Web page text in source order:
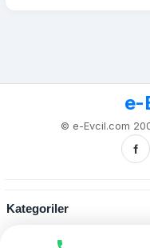
e-
© e-Evcil.com
f
Kategoriler